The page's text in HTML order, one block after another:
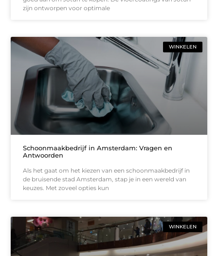
zijn ontworpen voor optimale
WINKELEN
Schoonmaakbedrijf in Amsterdam: Vragen en
Antwoorden
Als het gaat om het kiezen van een schoonmaakbedrijf in
de bruisende stad Amsterdam, stap je in een wereld van
keuzes. Met zoveel opties kun
WINKELEN